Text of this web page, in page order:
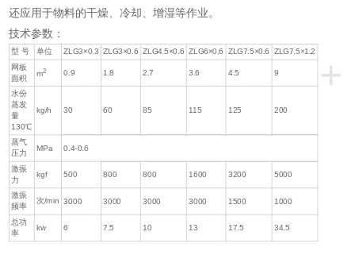
还应用于物料的干燥、冷却、增湿等作业。
技术参数：
+
型 号 单位 ZLG3×0.3 ZLG3×0.6 ZLG4.5×0.6 ZLG6×0.6 ZLG7.5×0.6 ZLG7.5×1.2
网板
面积 m2 0.9 1.8 2.7 3.6 4.5 9
水份
蒸发
量
130℃
kg/h 30 60 85 115 125 200
蒸气
压力
MPa 0.4-0.6
激振
力
kgf 500 800 800 1600 3200 5000
激振
频率
次/min 3000 3000 3000 3000 1500 1000
总功
率
kw 6 7.5 10 13 17.5 34.5